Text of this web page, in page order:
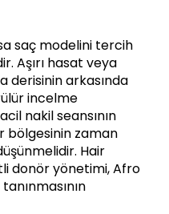
saç modelini tercih
Aşırı hasat veya
derisinin arkasında
incelme
nakil seansının
bölgesinin zaman
Hair
donör yönetimi, Afro